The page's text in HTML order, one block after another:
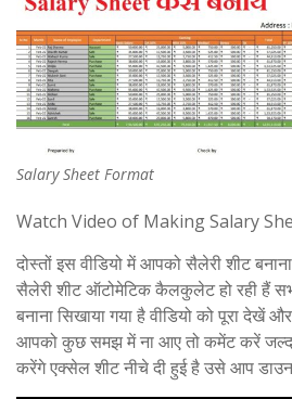
Salary Sheet Format
Watch Video of Making Salary
दोस्तों इस वीडियो में आपको सैलेरी शीट
सैलेरी शीट ऑटोमेटिक कैलकुलेट हो रही हैं
बनाना सिखाया गया है वीडियो को पूरा देखें
आपको कुछ समझ में ना आए तो कमेंट करें जल्द
करेंगे एक्सेल शीट नीचे दी हुई है उसे आप